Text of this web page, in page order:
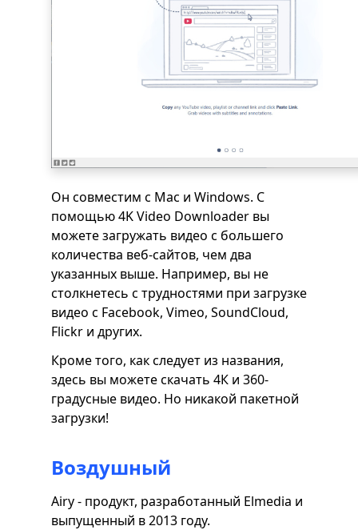
Он совместим с Mac и Windows. С
помощью 4K Video Downloader вы
можете загружать видео с большего
количества веб-сайтов, чем два
указанных выше. Например, вы не
столкнетесь с трудностями при загрузке
видео с Facebook, Vimeo, SoundCloud,
Flickr и других.
Кроме того, как следует из названия,
здесь вы можете скачать 4К и 360-
градусные видео. Но никакой пакетной
загрузки!
Воздушный
Airy - продукт, разработанный Elmedia и
выпущенный в 2013 году.